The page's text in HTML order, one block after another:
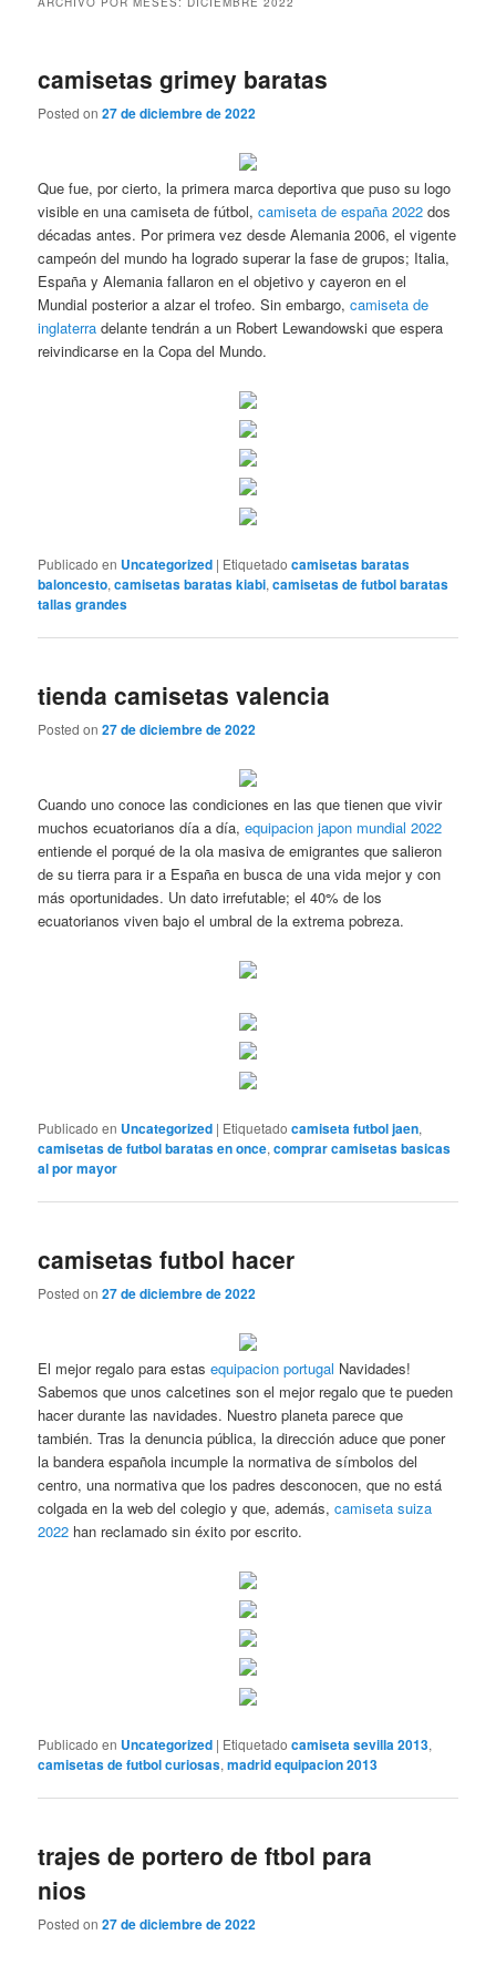
camisetas grimey baratas
Posted on27 de diciembre de 2022
Que fue, por cierto, la primera marca deportiva que puso su logo
visible en una camiseta de fútbol,camiseta de españa 2022 dos
décadas antes. Por primera vez desde Alemania 2006, el vigente
campeón del mundo ha logrado superar la fase de grupos; Italia,
España y Alemania fallaron en el objetivo y cayeron en el
Mundial posterior a alzar el trofeo. Sin embargo,camiseta de
inglaterra delante tendrán a un Robert Lewandowski que espera
reivindicarse en la Copa del Mundo.
Publicado en Uncategorized | Etiquetado camisetas baratas
baloncesto,camisetas baratas kiabi,camisetas de futbol baratas
tallas grandes
tienda camisetas valencia
Posted on27 de diciembre de 2022
Cuando uno conoce las condiciones en las que tienen que vivir
muchos ecuatorianos día a día,equipacion japon mundial 2022
entiende el porqué de la ola masiva de emigrantes que salieron
de su tierra para ir a España en busca de una vida mejor y con
más oportunidades. Un dato irrefutable; el 40% de los
ecuatorianos viven bajo el umbral de la extrema pobreza.
Publicado en Uncategorized | Etiquetado camiseta futbol jaen,
camisetas de futbol baratas en once,comprar camisetas basicas
al por mayor
camisetas futbol hacer
Posted on27 de diciembre de 2022
El mejor regalo para estasequipacion portugal Navidades!
Sabemos que unos calcetines son el mejor regalo que te pueden
hacer durante las navidades. Nuestro planeta parece que
también. Tras la denuncia pública, la dirección aduce que poner
la bandera española incumple la normativa de símbolos del
centro, una normativa que los padres desconocen, que no está
colgada en la web del colegio y que, además,camiseta suiza
2022 han reclamado sin éxito por escrito.
Publicado en Uncategorized | Etiquetado camiseta sevilla 2013,
camisetas de futbol curiosas,madrid equipacion 2013
trajes de portero de ftbol para
nios
Posted on27 de diciembre de 2022